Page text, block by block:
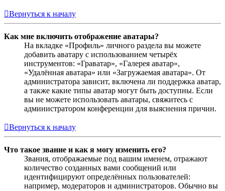
Вернуться к началу
Как мне включить отображение аватары?
На вкладке «Профиль» личного раздела вы можете
добавить аватару с использованием четырёх
инструментов: «Граватар», «Галерея аватар»,
«Удалённая аватара» или «Загружаемая аватара». От
администратора зависит, включена ли поддержка аватар,
а также какие типы аватар могут быть доступны. Если
вы не можете использовать аватары, свяжитесь с
администратором конференции для выяснения причин.
Вернуться к началу
Что такое звание и как я могу изменить его?
Звания, отображаемые под вашим именем, отражают
количество созданных вами сообщений или
идентифицируют определённых пользователей:
например, модераторов и администраторов. Обычно вы